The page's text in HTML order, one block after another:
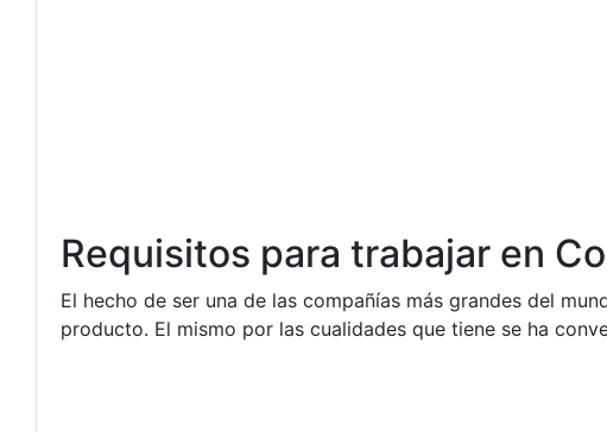
Requisitos para trabajar en
El hecho de ser una de las compañías más grandes del
producto. El mismo por las cualidades que tiene se ha